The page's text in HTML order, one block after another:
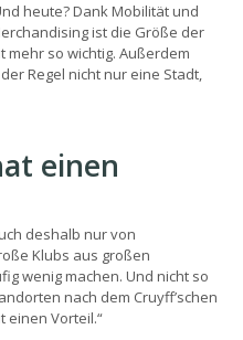
heute? Dank Mobilität und
ist die Größe der
mehr so wichtig. Außerdem
Regel nicht nur eine Stadt,
einen
deshalb nur von
Klubs aus großen
wenig machen. Und nicht so
nach dem Cruyff’schen
einen Vorteil.“